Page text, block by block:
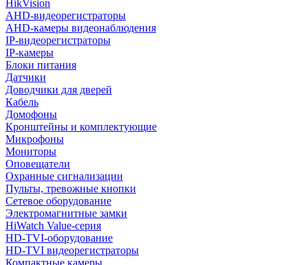
HikVision
AHD-видеорегистраторы
AHD-камеры видеонаблюдения
IP-видеорегистраторы
IP-камеры
Блоки питания
Датчики
Доводчики для дверей
Кабель
Домофоны
Кронштейны и комплектующие
Микрофоны
Мониторы
Оповещатели
Охранные сигнализации
Пульты, тревожные кнопки
Сетевое оборудование
Электромагнитные замки
HiWatch Value-серия
HD-TVI-оборудование
HD-TVI видеорегистраторы
Компактные камеры